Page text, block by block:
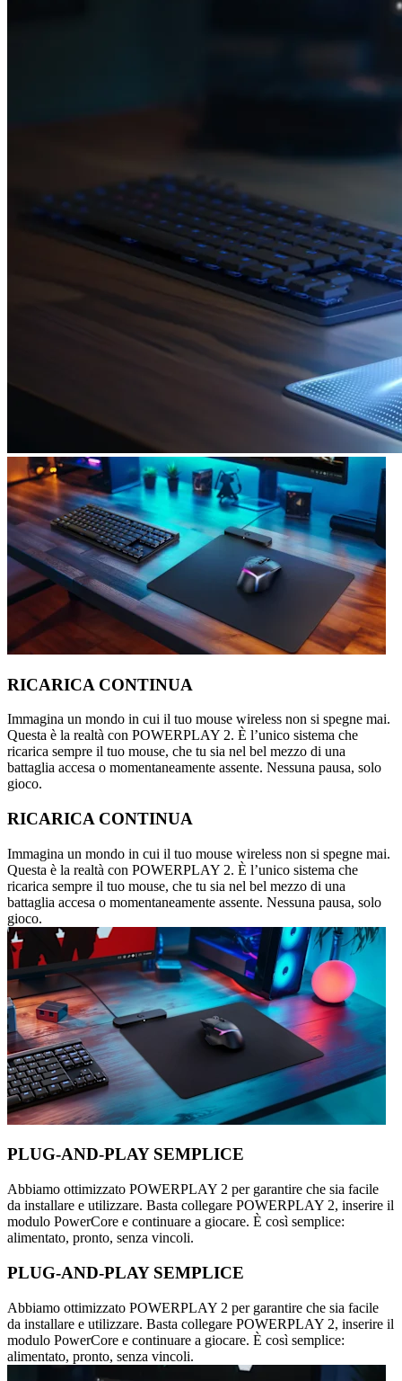
RICARICA CONTINUA
Immagina un mondo in cui il tuo mouse wireless non si spegne mai.
Questa è la realtà con POWERPLAY 2. È l’unico sistema che
ricarica sempre il tuo mouse, che tu sia nel bel mezzo di una
battaglia accesa o momentaneamente assente. Nessuna pausa, solo
gioco.
RICARICA CONTINUA
Immagina un mondo in cui il tuo mouse wireless non si spegne mai.
Questa è la realtà con POWERPLAY 2. È l’unico sistema che
ricarica sempre il tuo mouse, che tu sia nel bel mezzo di una
battaglia accesa o momentaneamente assente. Nessuna pausa, solo
gioco.
PLUG-AND-PLAY SEMPLICE
Abbiamo ottimizzato POWERPLAY 2 per garantire che sia facile
da installare e utilizzare. Basta collegare POWERPLAY 2, inserire il
modulo PowerCore e continuare a giocare. È così semplice:
alimentato, pronto, senza vincoli.
PLUG-AND-PLAY SEMPLICE
Abbiamo ottimizzato POWERPLAY 2 per garantire che sia facile
da installare e utilizzare. Basta collegare POWERPLAY 2, inserire il
modulo PowerCore e continuare a giocare. È così semplice:
alimentato, pronto, senza vincoli.